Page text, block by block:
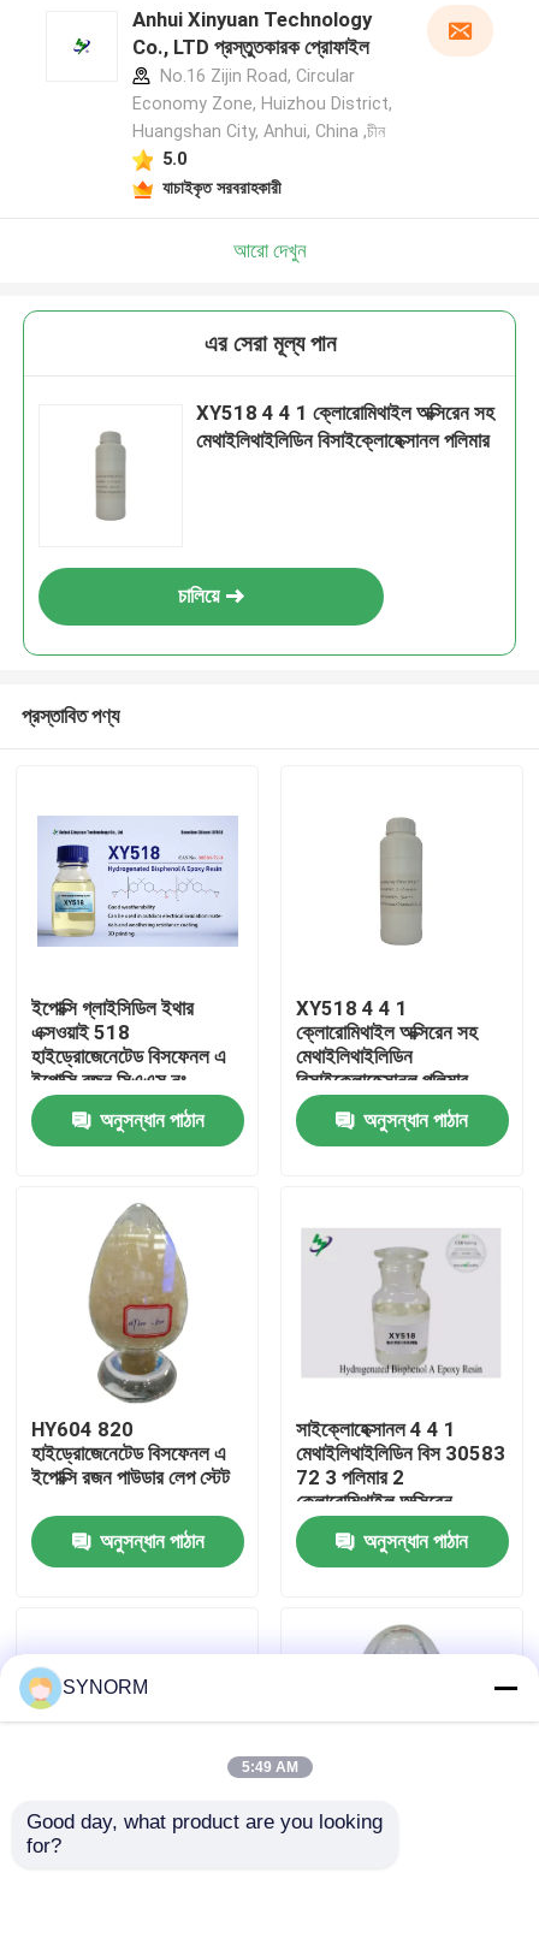
আমাদের সম্পর্কে
কারখানা ভ্রমণ
মান নিয়ন্ত্রণ
উদ্ধৃতির জন্য আবেদন
অ্যালকাইল গ্লাইসিডিল ইথার
আলিফ্যাটিক গ্লাইসিডিল ইথার
Anhui Xinyuan Technology
Co., LTD প্রস্তুতকারক প্রোফাইল
No.16 Zijin Road, Circular
Economy Zone, Huizhou District,
Huangshan City, Anhui, China ,চীন
5.0
যাচাইকৃত সরবরাহকারী
আরো দেখুন
এর সেরা মূল্য পান
XY518 4 4 1 ক্লোরোমিথাইল অক্সিরেন সহ
মেথাইলিথাইলিডিন বিসাইক্লোহেক্সানল পলিমার
চালিয়ে
প্রস্তাবিত পণ্য
ইপোক্সি গ্লাইসিডিল ইথার
এক্সওয়াই 518
হাইড্রোজেনেটেড বিসফেনল এ
ইপোক্সি রজন সিএএস নং
30583 72 3
অনুসন্ধান পাঠান
XY518 4 4 1
ক্লোরোমিথাইল অক্সিরেন সহ
মেথাইলিথাইলিডিন
বিসাইক্লোহেক্সানল পলিমার
অনুসন্ধান পাঠান
HY604 820
হাইড্রোজেনেটেড বিসফেনল এ
ইপোক্সি রজন পাউডার লেপ স্টেট
অনুসন্ধান পাঠান
সাইক্লোহেক্সানল 4 4 1
মেথাইলিথাইলিডিন বিস 30583
72 3 পলিমার 2
ক্লোরোমিথাইল অক্সিরেন
অনুসন্ধান পাঠান
XY518 হাইড্রোজেনেটেড
SYNORM
5:49 AM
Good day, what product are you looking
for?